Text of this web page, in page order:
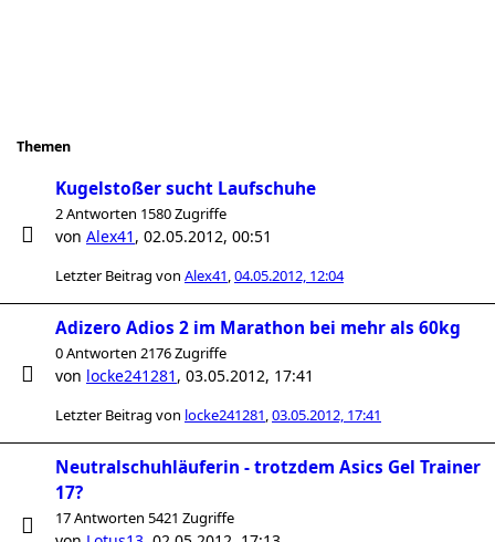
Themen
Kugelstoßer sucht Laufschuhe
2 Antworten 1580 Zugriffe
von Alex41 , 02.05.2012, 00:51
Letzter Beitrag von Alex41,04.05.2012, 12:04
Adizero Adios 2 im Marathon bei mehr als 60kg
0 Antworten 2176 Zugriffe
von locke241281 , 03.05.2012, 17:41
Letzter Beitrag von locke241281,03.05.2012, 17:41
Neutralschuhläuferin - trotzdem Asics Gel Trainer
17?
17 Antworten 5421 Zugriffe